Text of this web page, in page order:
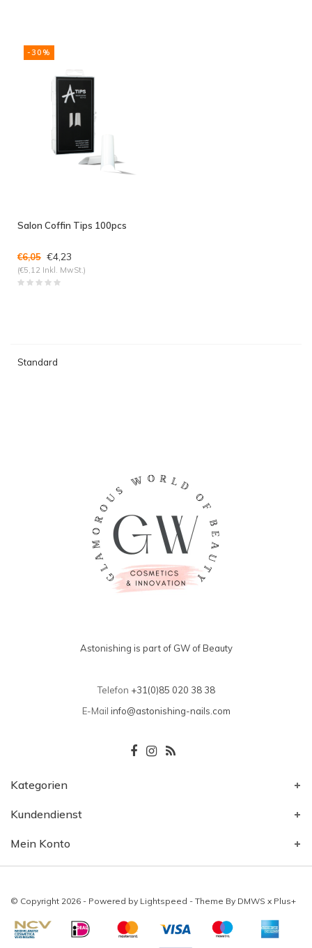
-30%
Salon Coffin Tips 100pcs
€6,05 €4,23
(€5,12 Inkl. MwSt.)
Standard
Astonishing is part of GW of Beauty
Telefon +31(0)85 020 38 38
E-Mail info@astonishing-nails.com
Kategorien
Kundendienst
Mein Konto
© Copyright 2026 - Powered by Lightspeed - Theme By DMWS x Plus+